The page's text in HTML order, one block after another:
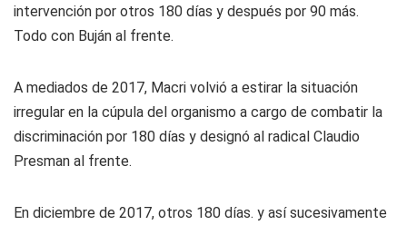
intervención por otros 180 días y después por 90 más.
Todo con Buján al frente.
A mediados de 2017, Macri volvió a estirar la situación
irregular en la cúpula del organismo a cargo de combatir la
discriminación por 180 días y designó al radical Claudio
Presman al frente.
En diciembre de 2017, otros 180 días. y así sucesivamente